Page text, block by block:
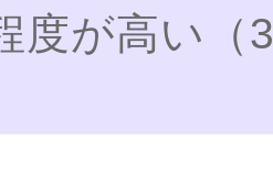
度が高い（